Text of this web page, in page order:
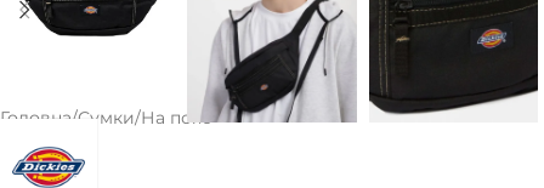
Головна/Сумки/На пояс